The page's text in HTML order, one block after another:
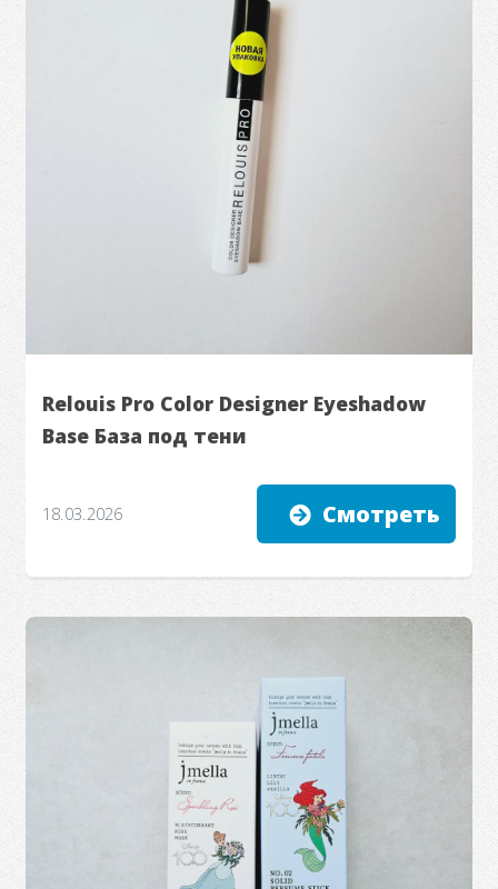
Relouis Pro Color Designer Eyeshadow
Base База под тени
18.03.2026 Смотреть